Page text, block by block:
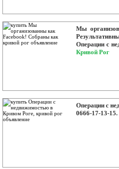
Мы
Операции с
Кривой Рог
Операции с
0666-17-13-15.